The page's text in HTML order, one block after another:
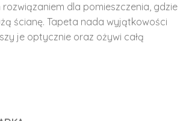
dla pomieszczenia, gdzie
ścianę. Tapeta nada wyjątkowości
je optycznie oraz ożywi całą